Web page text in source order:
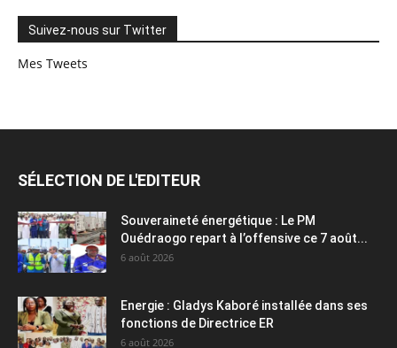
Suivez-nous sur Twitter
Mes Tweets
SÉLECTION DE L'EDITEUR
Souveraineté énergétique : Le PM
Ouédraogo repart à l’offensive ce 7 août...
6 août 2026
Energie : Gladys Kaboré installée dans ses
fonctions de Directrice ER
6 août 2026